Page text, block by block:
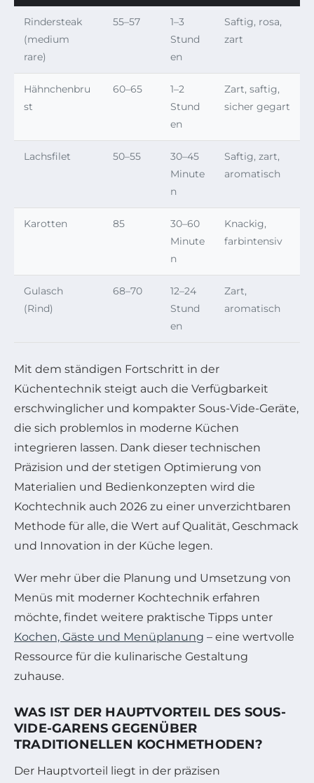
Rindersteak
(medium
rare)
55–57
1–3
Stund
en
Saftig, rosa,
zart
Hähnchenbru
st
60–65
1–2
Stund
en
Zart, saftig,
sicher gegart
Lachsfilet 50–55
30–45
Minute
n
Saftig, zart,
aromatisch
Karotten 85
30–60
Minute
n
Knackig,
farbintensiv
Gulasch
(Rind)
68–70
12–24
Stund
en
Zart,
aromatisch
Mit dem ständigen Fortschritt in der
Küchentechnik steigt auch die Verfügbarkeit
erschwinglicher und kompakter Sous-Vide-Geräte,
die sich problemlos in moderne Küchen
integrieren lassen. Dank dieser technischen
Präzision und der stetigen Optimierung von
Materialien und Bedienkonzepten wird die
Kochtechnik auch 2026 zu einer unverzichtbaren
Methode für alle, die Wert auf Qualität, Geschmack
und Innovation in der Küche legen.
Wer mehr über die Planung und Umsetzung von
Menüs mit moderner Kochtechnik erfahren
möchte, findet weitere praktische Tipps unter
Kochen, Gäste und Menüplanung – eine wertvolle
Ressource für die kulinarische Gestaltung
zuhause.
WAS IST DER HAUPTVORTEIL DES SOUS-
VIDE-GARENS GEGENÜBER
TRADITIONELLEN KOCHMETHODEN?
Der Hauptvorteil liegt in der präzisen